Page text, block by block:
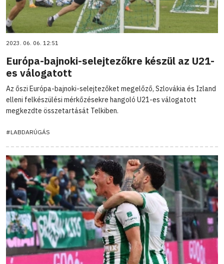
2023. 06. 06. 12:51
Európa-bajnoki-selejtezőkre készül az U21-
es válogatott
Az őszi Európa-bajnoki-selejtezőket megelőző, Szlovákia és Izland
elleni felkészülési mérkőzésekre hangoló U21-es válogatott
megkezdte összetartását Telkiben.
#LABDARÚGÁS